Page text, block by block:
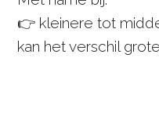
👉 kleinere tot
kan het verschil